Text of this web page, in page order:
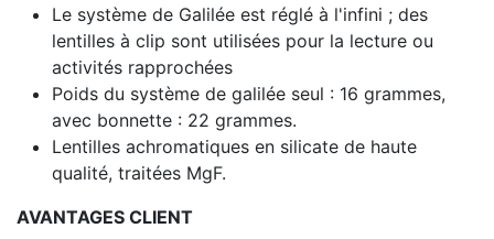
Le système de Galilée est réglé à l'infini ; des
lentilles à clip sont utilisées pour la lecture ou
activités rapprochées
Poids du système de galilée seul : 16 grammes,
avec bonnette : 22 grammes.
Lentilles achromatiques en silicate de haute
qualité, traitées MgF.
AVANTAGES CLIENT